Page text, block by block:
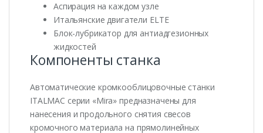
Аспирация на каждом узле
Итальянские двигатели ELTE
Блок-лубрикатор для антиадгезионных
жидкостей
Компоненты станка
Автоматические кромкооблицовочные станки
ITALMAC серии «Mira» предназначены для
нанесения и продольного снятия свесов
кромочного материала на прямолинейных